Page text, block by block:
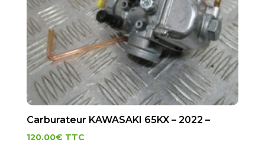
Carburateur KAWASAKI 65KX – 2022 –
120.00€ TTC